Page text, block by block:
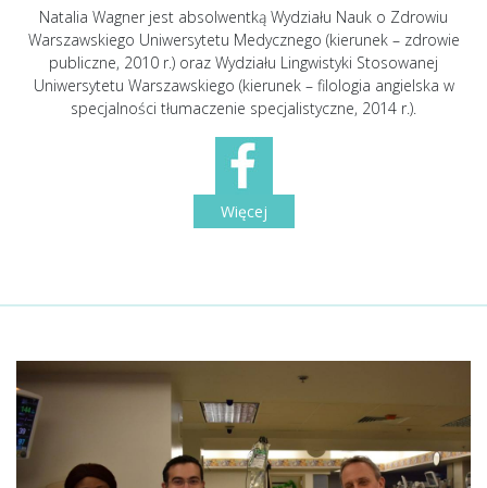
Natalia Wagner jest absolwentką Wydziału Nauk o Zdrowiu
Warszawskiego Uniwersytetu Medycznego (kierunek – zdrowie
publiczne, 2010 r.) oraz Wydziału Lingwistyki Stosowanej
Uniwersytetu Warszawskiego (kierunek – filologia angielska w
specjalności tłumaczenie specjalistyczne, 2014 r.).
Więcej